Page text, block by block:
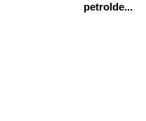
petrolde...